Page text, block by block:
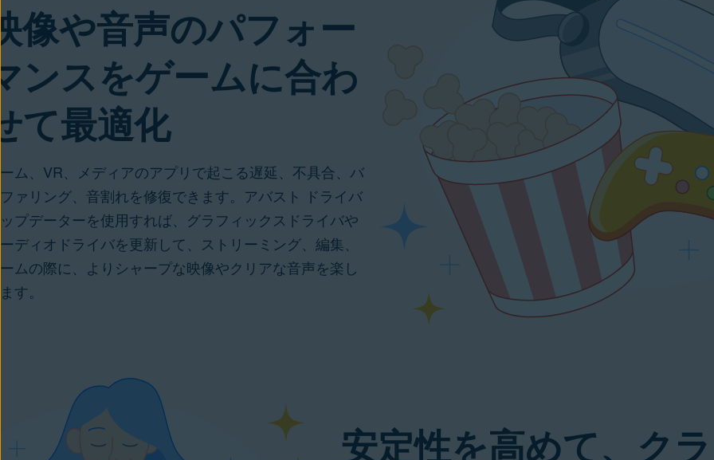
像や音声のパフォー
ンスをゲームに合わ
て最適化
ム、VR、メディアのアプリで起こる遅延、不具合、バ
ァリング、音割れを修復できます。アバスト ドライバ
プデーターを使用すれば、グラフィックスドライバや
ディオドライバを更新して、ストリーミング、編集、
ムの際に、よりシャープな映像やクリアな音声を楽し
す。
安定性を高めて、クラ